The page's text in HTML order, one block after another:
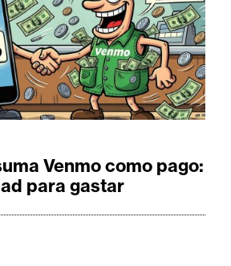
Venmo como pago:
para gastar